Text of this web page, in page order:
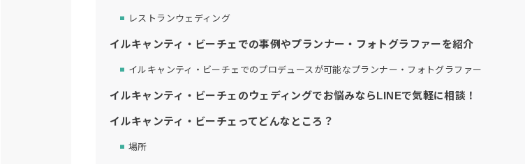
レストランウェディング
イルキャンティ・ビーチェでの事例やプランナー・フォトグラファーを紹介
イルキャンティ・ビーチェでのプロデュースが可能なプランナー・フォトグラファー
イルキャンティ・ビーチェのウェディングでお悩みならLINEで気軽に相談！
イルキャンティ・ビーチェってどんなところ？
場所